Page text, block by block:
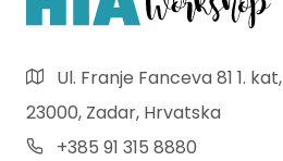
Ul. Franje Fanceva 81 1. kat,
23000, Zadar, Hrvatska
+385 91 315 8880